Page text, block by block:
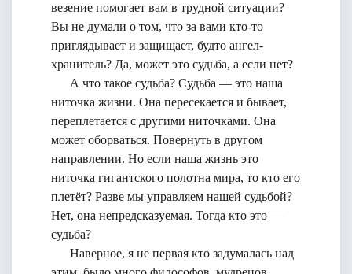
везение помогает вам в трудной ситуации?
Вы не думали о том, что за вами кто-то
приглядывает и защищает, будто ангел-
хранитель? Да, может это судьба, а если нет?
А что такое судьба? Судьба — это наша
ниточка жизни. Она пересекается и бывает,
переплетается с другими ниточками. Она
может оборваться. Повернуть в другом
направлении. Но если наша жизнь это
ниточка гигантского полотна мира, то кто его
плетёт? Разве мы управляем нашей судьбой?
Нет, она непредсказуемая. Тогда кто это —
судьба?
Наверное, я не первая кто задумалась над